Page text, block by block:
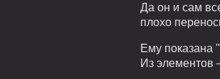
Да он и сам
плохо
Ему показана
Из элементов